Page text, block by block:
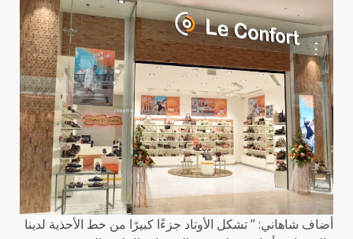
أضاف شاهاني: ” تشكل الأوتاد جزءًا كبيرًا من خط الأحذية لدينا